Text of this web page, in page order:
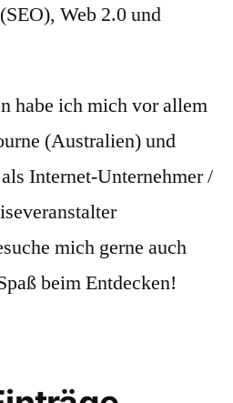
Web 2.0 und
habe ich mich vor allem
(Australien) und
Internet-Unternehmer /
mich gerne auch
beim Entdecken!